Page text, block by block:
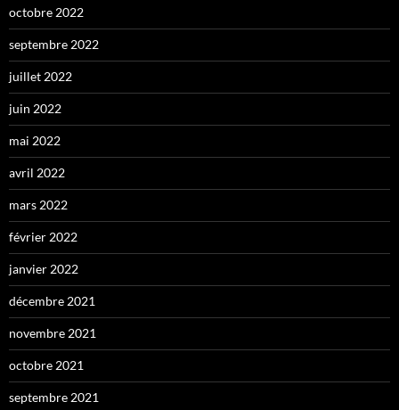
octobre 2022
septembre 2022
juillet 2022
juin 2022
mai 2022
avril 2022
mars 2022
février 2022
janvier 2022
décembre 2021
novembre 2021
octobre 2021
septembre 2021